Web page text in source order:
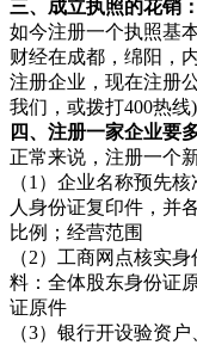
三、成立执照的花销：
如今注册一个执照基
财经在成都，绵阳，
注册企业，现在注册
我们，或拨打400热线)
四、注册一家企业要
正常来说，注册一个
（1）企业名称预先
人身份证复印件，并
比例；经营范围
（2）工商网点核实
料：全体股东身份证
证原件
（3）银行开设验资